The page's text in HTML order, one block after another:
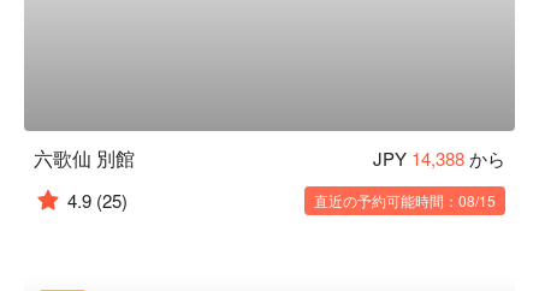
六歌仙 別館 JPY 14,388から
4.9 (25) 直近の予約可能時間：08/15